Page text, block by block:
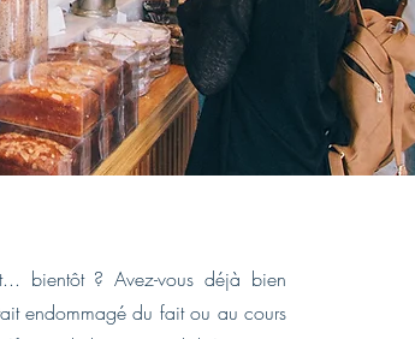
bientôt ? Avez-vous déjà bien
endommagé du fait ou au cours